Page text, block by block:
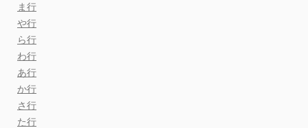
ま行
や行
ら行
わ行
あ行
か行
さ行
た行